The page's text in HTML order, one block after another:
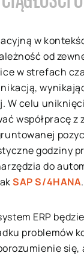
w
od
w strefach
W celu
współpracę z
godziny
do
SAP S/4HANA.
ERP
problemów
się,